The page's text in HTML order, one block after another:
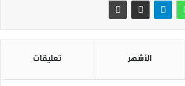
الأشهر تعليقات